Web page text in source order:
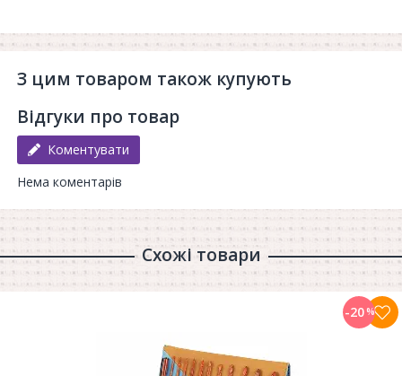
З цим товаром також купують
Відгуки про товар
Коментувати
Нема коментарів
Схожі товари
-20%